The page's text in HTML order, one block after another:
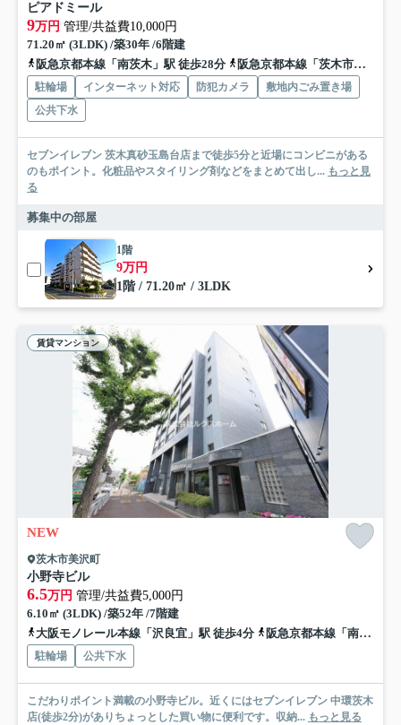
ピアドミール
9万円 管理/共益費10,000円
71.20㎡ (3LDK) /築30年 /6階建
阪急京都本線「南茨木」駅 徒歩28分
阪急京都本線「茨木市」駅 徒歩29分
駐輪場 インターネット対応 防犯カメラ
敷地内ごみ置き場
公共下水
セブンイレブン 茨木真砂玉島台店まで徒歩5分と近場にコンビニがある
のもポイント。化粧品やスタイリング剤などをまとめて出し... もっと見
る
募集中の部屋
1階
9万円
1階 / 71.20㎡ / 3LDK
賃貸マンション
NEW
茨木市美沢町
小野寺ビル
6.5万円 管理/共益費5,000円
6.10㎡ (3LDK) /築52年 /7階建
大阪モノレール本線「沢良宜」駅 徒歩4分
阪急京都本線「南茨木」駅 徒歩12分
駐輪場 公共下水
こだわりポイント満載の小野寺ビル。近くにはセブンイレブン 中環茨木
店(徒歩2分)がありちょっとした買い物に便利です。収納... もっと見る